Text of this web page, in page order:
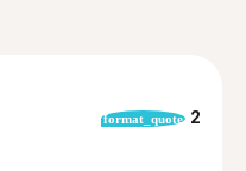
format_quote 2